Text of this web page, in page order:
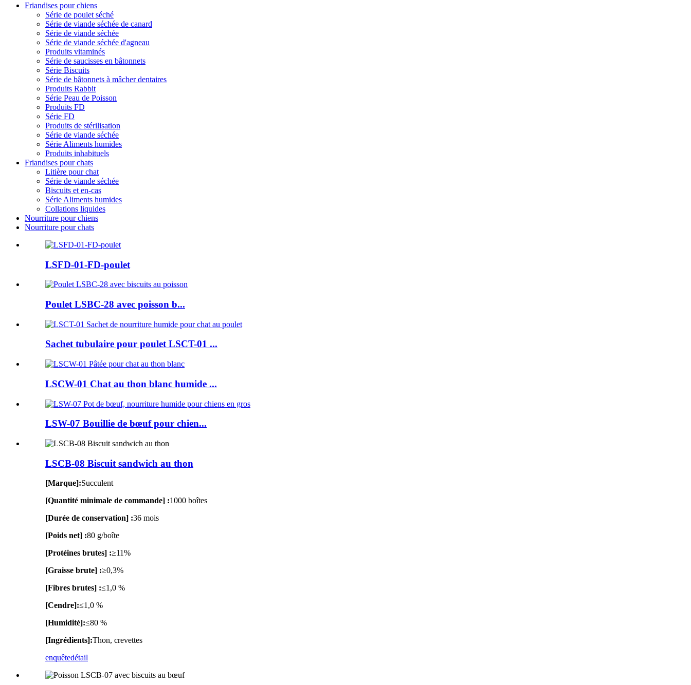
Friandises pour chiens
Série de poulet séché
Série de viande séchée de canard
Série de viande séchée
Série de viande séchée d'agneau
Produits vitaminés
Série de saucisses en bâtonnets
Série Biscuits
Série de bâtonnets à mâcher dentaires
Produits Rabbit
Série Peau de Poisson
Produits FD
Série FD
Produits de stérilisation
Série de viande séchée
Série Aliments humides
Produits inhabituels
Friandises pour chats
Litière pour chat
Série de viande séchée
Biscuits et en-cas
Série Aliments humides
Collations liquides
Nourriture pour chiens
Nourriture pour chats
LSFD-01-FD-poulet
Poulet LSBC-28 avec poisson b...
Sachet tubulaire pour poulet LSCT-01 ...
LSCW-01 Chat au thon blanc humide ...
LSW-07 Bouillie de bœuf pour chien...
LSCB-08 Biscuit sandwich au thon
[Marque]:Succulent
[Quantité minimale de commande] :1000 boîtes
[Durée de conservation] :36 mois
[Poids net] :80 g/boîte
[Protéines brutes] :≥11%
[Graisse brute] :≥0,3%
[Fibres brutes] :≤1,0 %
[Cendre]:≤1,0 %
[Humidité]:≤80 %
[Ingrédients]:Thon, crevettes
enquêtedétail